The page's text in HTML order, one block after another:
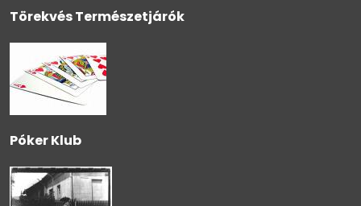
Törekvés Természetjárók
Póker Klub